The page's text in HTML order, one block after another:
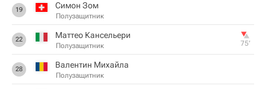
19 Симон Зом
Полузащитник
22 Маттео Кансельери
Полузащитник 75‎’‎
28 Валентин Михайла
Полузащитник